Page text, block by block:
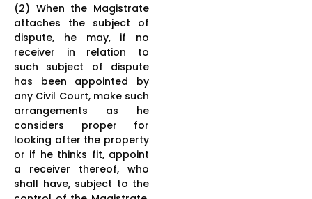
(2) When the Magistrate
attaches the subject of
dispute, he may, if no
receiver in relation to
such subject of dispute
has been appointed by
any Civil Court, make such
arrangements as he
considers proper for
looking after the property
or if he thinks fit, appoint
a receiver thereof, who
shall have, subject to the